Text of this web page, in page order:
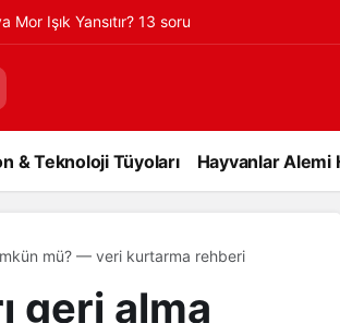
Işık Yansıtır? 13 soru
& Teknoloji Tüyoları Hayvanlar Alemi
mü? — veri kurtarma rehberi
geri alma